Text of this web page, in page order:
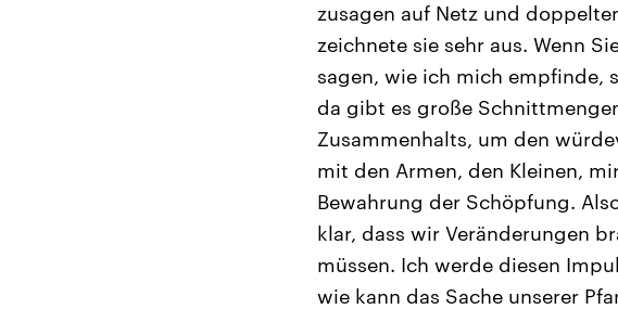
zusagen auf Netz und
zeichnete sie sehr aus. Wenn
sagen, wie ich mich empfinde,
da gibt es große
Zusammenhalts, um den
mit den Armen, den Kleinen,
Bewahrung der Schöpfung.
klar, dass wir Veränderungen
müssen. Ich werde diesen
wie kann das Sache unserer